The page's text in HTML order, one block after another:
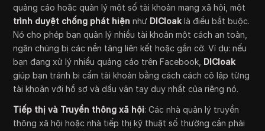
quảng cáo hoặc quản lý một số tài khoản mạng xã hội, một
trình duyệt chống phát hiện như DICloak là điều bắt buộc.
Nó cho phép bạn quản lý nhiều tài khoản một cách an toàn,
ngăn chúng bị các nền tảng liên kết hoặc gắn cờ. Ví dụ: nếu
bạn đang xử lý nhiều quảng cáo trên Facebook, DICloak
giúp bạn tránh bị cấm tài khoản bằng cách cách cô lập từng
tài khoản với hồ sơ và dấu vân tay duy nhất của riêng nó.
Tiếp thị và Truyền thông xã hội: Các nhà quản lý truyền
thông xã hội hoặc nhà tiếp thị kỹ thuật số thường cần phải